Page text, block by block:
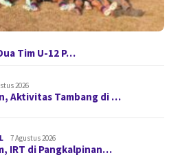
Tim U-12 P…
2026
Aktivitas Tambang di …
7 Agustus 2026
IRT di Pangkalpinan…